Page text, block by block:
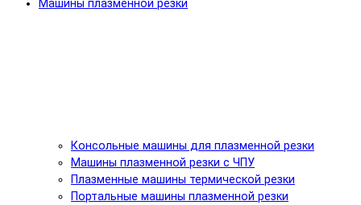
Машины плазменной резки
Консольные машины для плазменной резки
Машины плазменной резки с ЧПУ
Плазменные машины термической резки
Портальные машины плазменной резки